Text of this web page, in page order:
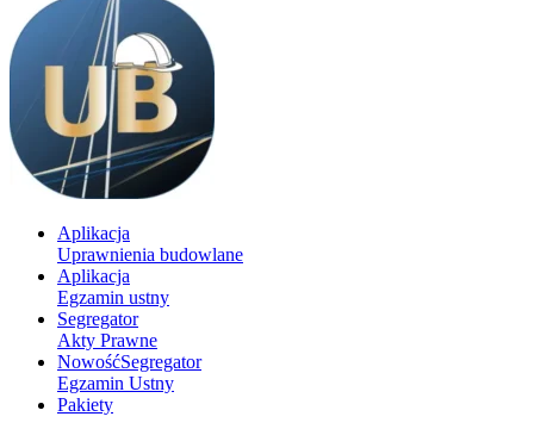
Aplikacja
Uprawnienia budowlane
Aplikacja
Egzamin ustny
Segregator
Akty Prawne
NowośćSegregator
Egzamin Ustny
Pakiety